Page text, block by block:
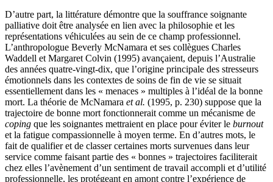
D’autre part, la littérature démontre que la souffrance soignante
palliative doit être analysée en lien avec la philosophie et les
représentations véhiculées au sein de ce champ professionnel.
L’anthropologue Beverly McNamara et ses collègues Charles
Waddell et Margaret Colvin (1995) avançaient, depuis l’Australie
des années quatre-vingt-dix, que l’origine principale des stresseurs
émotionnels dans les contextes de soins de fin de vie se situait
essentiellement dans les « menaces » multiples à l’idéal de la bonne
mort. La théorie de McNamara et al. (1995, p. 230) suppose que la
trajectoire de bonne mort fonctionnerait comme un mécanisme de
coping que les soignantes mettraient en place pour éviter le burnout
et la fatigue compassionnelle à moyen terme. En d’autres mots, le
fait de qualifier et de classer certaines morts survenues dans leur
service comme faisant partie des « bonnes » trajectoires faciliterait
chez elles l’avènement d’un sentiment de travail accompli et d’utilité
professionnelle, les protégeant en amont contre l’expérience de